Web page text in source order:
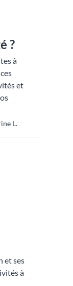
?
à
et
L.
et ses
à